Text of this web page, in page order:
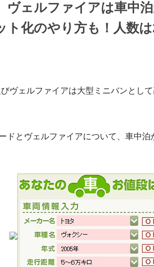
ヴェルファイアは車中
ト化のやり方も！人数は
ヴェルファイアは大型ミニバンとし
ドとヴェルファイアについて、車中泊